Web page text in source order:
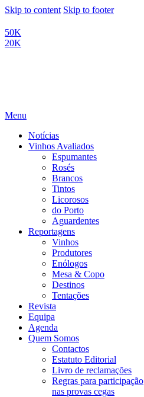
Skip to content Skip to footer
50K
20K
Menu
Notícias
Vinhos Avaliados
Espumantes
Rosés
Brancos
Tintos
Licorosos
do Porto
Aguardentes
Reportagens
Vinhos
Produtores
Enólogos
Mesa & Copo
Destinos
Tentações
Revista
Equipa
Agenda
Quem Somos
Contactos
Estatuto Editorial
Livro de reclamações
Regras para participação
nas provas cegas